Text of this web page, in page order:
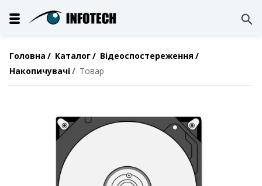
Головна Каталог
Відеоспостереження
Накопичувачі
Товар